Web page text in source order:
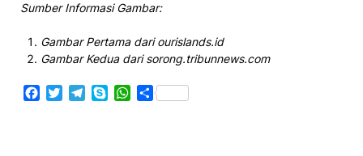
Sumber Informasi Gambar:
Gambar Pertama dari ourislands.id
Gambar Kedua dari sorong.tribunnews.com
Facebook
TwitterTelegram
SkypeWhatsApp
Share